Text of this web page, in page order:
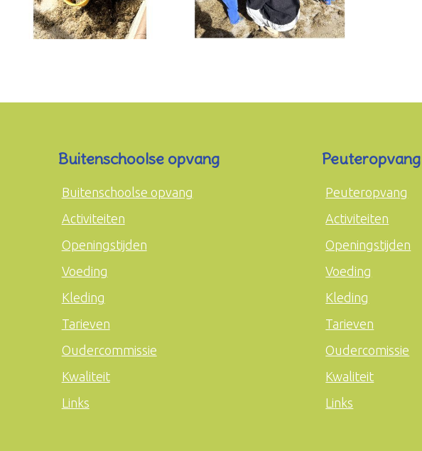
Buitenschoolse opvang
Buitenschoolse opvang
Activiteiten
Openingstijden
Voeding
Kleding
Tarieven
Oudercommissie
Kwaliteit
Links
Peuteropvang
Peuteropvang
Activiteiten
Openingstijden
Voeding
Kleding
Tarieven
Oudercomissie
Kwaliteit
Links